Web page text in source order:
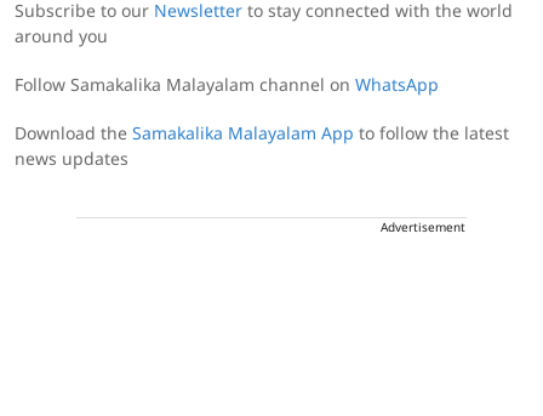
Subscribe to our Newsletter to stay connected with the world
around you
Follow Samakalika Malayalam channel on WhatsApp
Download the Samakalika Malayalam App to follow the latest
news updates
Advertisement